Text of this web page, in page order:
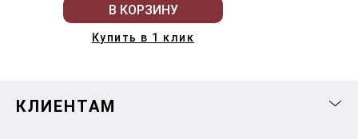
В КОРЗИНУ
Купить в 1 клик
КЛИЕНТАМ